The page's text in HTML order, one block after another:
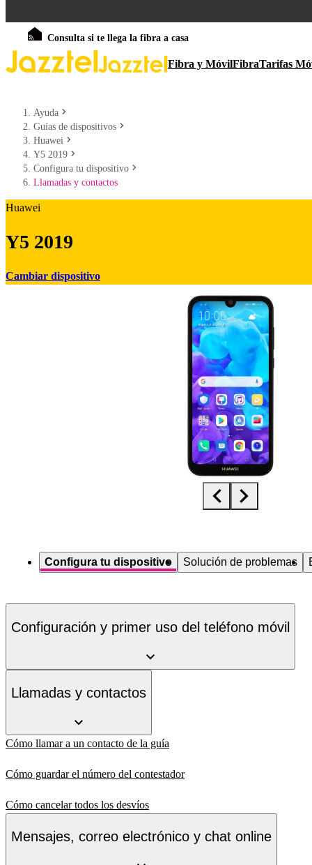
Consulta si te llega la fibra a casa
Fibra y MóvilFibraTarifas
Ayuda
Guías de dispositivos
Huawei
Y5 2019
Configura tu dispositivo
Llamadas y contactos
Huawei
Y5 2019
Cambiar dispositivo
Configura tu dispositivo Solución de problemas
Configuración y primer uso del teléfono móvil
Llamadas y contactos
Cómo llamar a un contacto de la guía
Cómo guardar el número del contestador
Cómo cancelar todos los desvíos
Mensajes, correo electrónico y chat online